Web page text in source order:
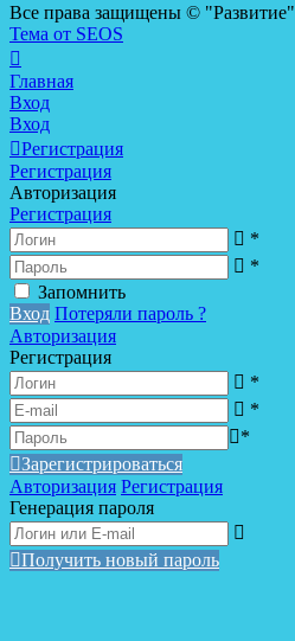
Все права защищены © "Развитие"
Тема от SEOS
Главная
Вход
Вход
Регистрация
Регистрация
Авторизация
Регистрация
*
*
Запомнить
Вход Потеряли пароль ?
Авторизация
Регистрация
*
*
*
Зарегистрироваться
Авторизация Регистрация
Генерация пароля
Получить новый пароль